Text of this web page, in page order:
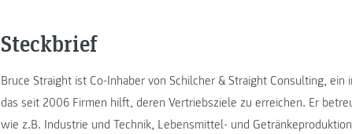
Steckbrief
Bruce Straight ist Co-Inhaber von Schilcher & Straight Consulting, ein
das seit 2006 Firmen hilft, deren Vertriebsziele zu erreichen. Er
wie z.B. Industrie und Technik, Lebensmittel- und